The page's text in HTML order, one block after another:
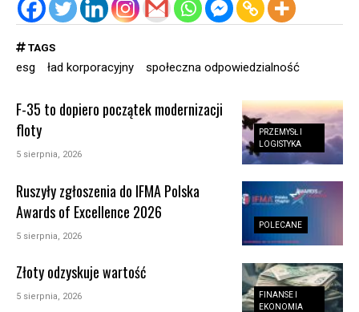
TAGS
esg ład korporacyjny społeczna odpowiedzialność
PRZEMYSŁ I
LOGISTYKA
F-35 to dopiero początek modernizacji
floty
5 sierpnia, 2026
POLECANE
Ruszyły zgłoszenia do IFMA Polska
Awards of Excellence 2026
5 sierpnia, 2026
FINANSE I
EKONOMIA
Złoty odzyskuje wartość
5 sierpnia, 2026